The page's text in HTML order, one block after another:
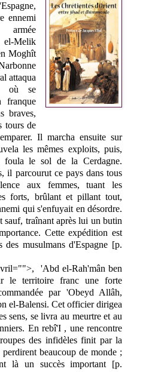
ennemi
el-Melik
Moghît
attaqua
, où se
franque
braves,
tours de
Il marcha ensuite sur
les mêmes exploits, puis,
foula le sol de la Cerdagne.
il parcourut ce pays dans tous
aux femmes, tuant les
forts, brûlant et pillant tout,
qui s'enfuyait en désordre.
sauf, traînant après lui un butin
Cette expédition est
des musulmans d'Espagne [p.
'Abd el-Rah'mân ben
le territoire franc une forte
par 'Obeyd Allâh,
el-Balensi. Cet officier dirigea
sens, se livra au meurtre et au
En rebî'I , une rencontre
des infidèles finit par la
beaucoup de monde ;
là un succès important [p.